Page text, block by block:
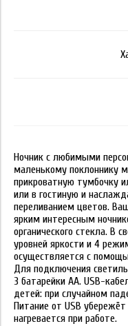
Ночник с любимыми
маленькому поклоннику
прикроватную тумбочку
или в гостиную и
переливанием цветов.
ярким интересным
органического стекла. В
уровней яркости и 4
осуществляется с
Для подключения
3 батарейки АА. USB-
детей: при случайном
Питание от USB
нагревается при работе.